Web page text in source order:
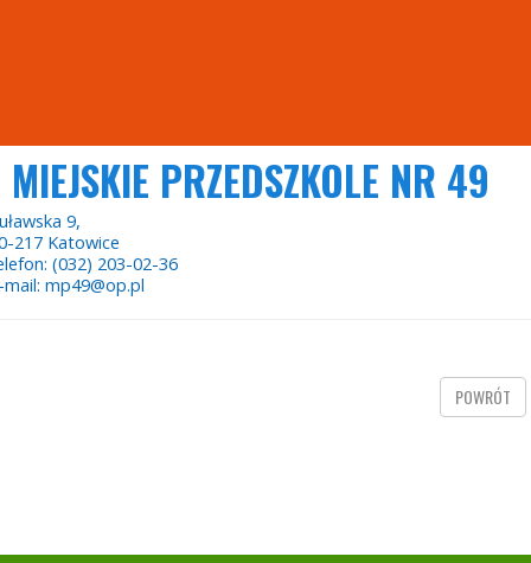
MIEJSKIE PRZEDSZKOLE NR 49
9,
217 Katowice
(032) 203-02-36
mp49@op.pl
POWRÓT